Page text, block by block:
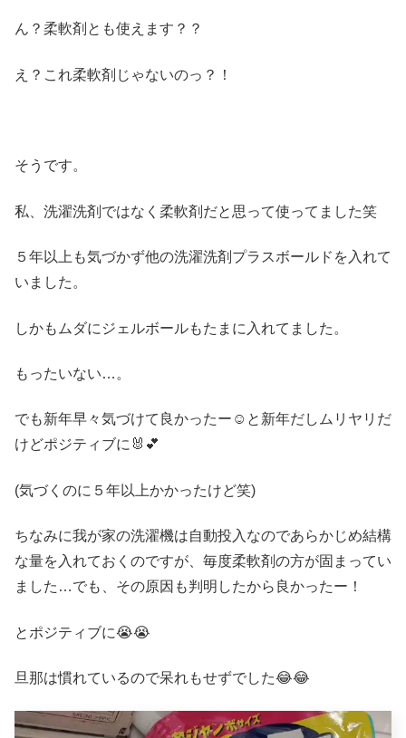
ん？柔軟剤とも使えます？？
え？これ柔軟剤じゃないのっ？！
そうです。
私、洗濯洗剤ではなく柔軟剤だと思って使ってました笑
５年以上も気づかず他の洗濯洗剤プラスボールドを入れて
いました。
しかもムダにジェルボールもたまに入れてました。
もったいない…。
でも新年早々気づけて良かったー☺️と新年だしムリヤリだ
けどポジティブに🐰💕
(気づくのに５年以上かかったけど笑)
ちなみに我が家の洗濯機は自動投入なのであらかじめ結構
な量を入れておくのですが、毎度柔軟剤の方が固まってい
ました…でも、その原因も判明したから良かったー！
とポジティブに😭😭
旦那は慣れているので呆れもせずでした😂😂